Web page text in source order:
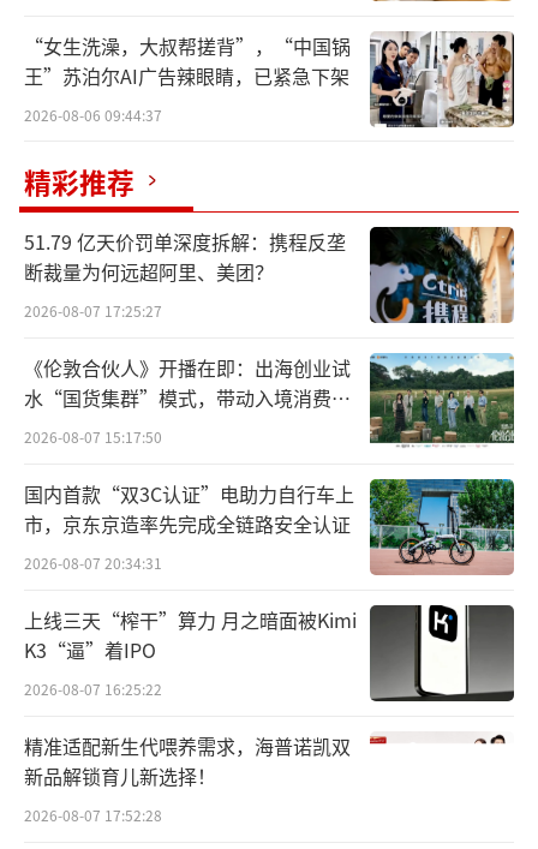
在促销玩法设计上，平台坚持让利惠民、
简单直接的导向，延续“一件直降”“立减折
明、消费决策更省心。此外，抖音电商今年重
点出资投入百亿消费券，分不同阶段发放，消
费者单次领券至高可省千元，让实实在在的补
贴覆盖千家万户。
依托平台百亿消费券补贴，运动户外爆款
低至5折、大牌美妆低至3折；手机、数码、家
电等耐用消费品叠加“平台补”“国补”“店
补”之后，同样低至5折，让消费者实现平价购
大牌、好物享实惠。
流量政策与技术支持，助力商家降本增收
年初，抖音电商全面升级九大商家扶持政
策，从扩大免佣范围、扩大自然流量、开放更
多技术能力、扶持商家发展等多维度帮助商家
降成本、增收入，第一季度累计为商家降低经
营成本超85亿元，帮助商家缓解经营压力，有
效提升利润空间。
“女生洗澡，大叔帮搓背”，“中国锅
王”苏泊尔AI广告辣眼睛，已紧急下架
2026-08-06 09:44:37
精彩推荐
51.79 亿天价罚单深度拆解：携程反垄
断裁量为何远超阿里、美团？
2026-08-07 17:25:27
《伦敦合伙人》开播在即：出海创业试
水“国货集群”模式，带动入境消费反
向种草
2026-08-07 15:17:50
国内首款“双3C认证”电助力自行车上
市，京东京造率先完成全链路安全认证
2026-08-07 20:34:31
上线三天“榨干”算力 月之暗面被Kimi
K3“逼”着IPO
2026-08-07 16:25:22
精准适配新生代喂养需求，海普诺凯双
新品解锁育儿新选择！
2026-08-07 17:52:28